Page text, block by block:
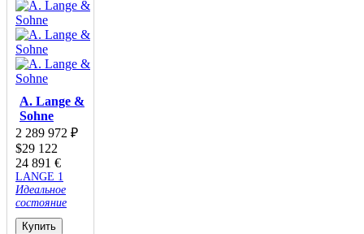
A. Lange &
Sohne
2 289 972 ₽
$29 122
24 891 €
LANGE 1
Идеальное
состояние
Купить